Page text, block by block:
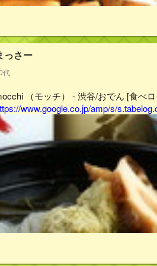
っさー
代
（モッチ） - 渋谷/おでん [食べ
www.google.co.jp/amp/s/